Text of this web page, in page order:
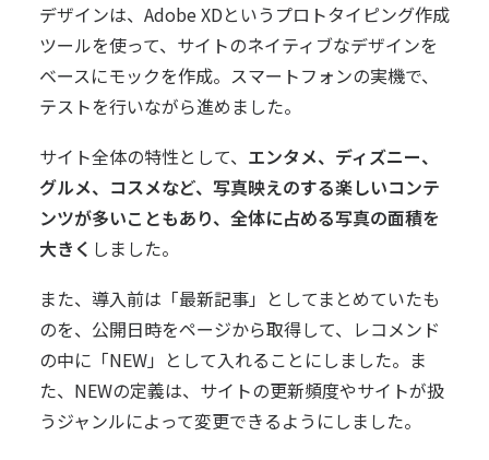
デザインは、Adobe XDというプロトタイピング作成
ツールを使って、サイトのネイティブなデザインを
ベースにモックを作成。スマートフォンの実機で、
テストを行いながら進めました。
サイト全体の特性として、 エンタメ、ディズニー、
グルメ、コスメなど、写真映えのする楽しいコンテ
ンツが多いこともあり、全体に占める写真の面積を
大きく しました。
また、導入前は「最新記事」としてまとめていたも
のを、公開日時をページから取得して、レコメンド
の中に「NEW」として入れることにしました。ま
た、NEWの定義は、サイトの更新頻度やサイトが扱
うジャンルによって変更できるようにしました。